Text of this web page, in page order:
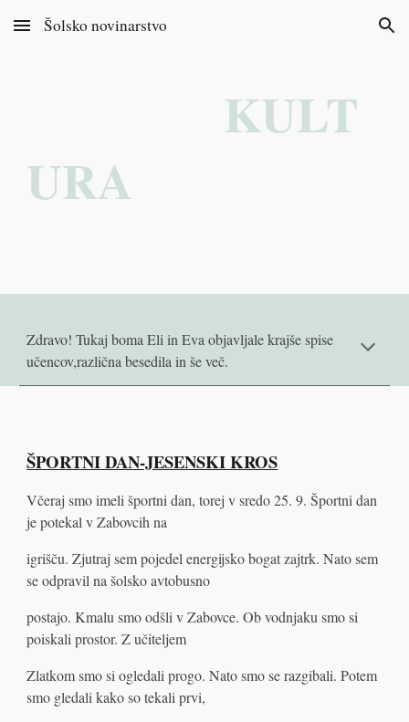
Skip to main content Skip to navigation
Šolsko novinarstvo
KULT
URA
Zdravo! Tukaj boma Eli in Eva objavljale krajše spise
učencov,različna besedila in še več.
ŠPORTNI DAN-JESENSKI KROS
Včeraj smo imeli športni dan, torej v sredo 25. 9. Športni dan
je potekal v Zabovcih na
igrišču. Zjutraj sem pojedel energijsko bogat zajtrk. Nato sem
se odpravil na šolsko avtobusno
postajo. Kmalu smo odšli v Zabovce. Ob vodnjaku smo si
poiskali prostor. Z učiteljem
Zlatkom smo si ogledali progo. Nato smo se razgibali. Potem
smo gledali kako so tekali prvi,